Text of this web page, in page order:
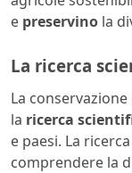
e preservino la
La ricerca
La
la ricerca
e paesi. La
comprendere la